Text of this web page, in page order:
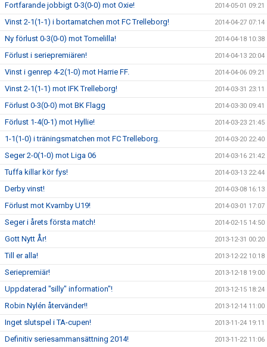
Fortfarande jobbigt 0-3(0-0) mot Oxie! 2014-05-01 09:21
Vinst 2-1(1-1) i bortamatchen mot FC Trelleborg! 2014-04-27 07:14
Ny förlust 0-3(0-0) mot Tomelilla! 2014-04-18 10:38
Förlust i seriepremiären! 2014-04-13 20:04
Vinst i genrep 4-2(1-0) mot Harrie FF. 2014-04-06 09:21
Vinst 2-1(1-1) mot IFK Trelleborg! 2014-03-31 23:11
Förlust 0-3(0-0) mot BK Flagg 2014-03-30 09:41
Förlust 1-4(0-1) mot Hyllie! 2014-03-23 21:45
1-1(1-0) i träningsmatchen mot FC Trelleborg. 2014-03-20 22:40
Seger 2-0(1-0) mot Liga 06 2014-03-16 21:42
Tuffa killar kör fys! 2014-03-13 22:44
Derby vinst! 2014-03-08 16:13
Förlust mot Kvarnby U19! 2014-03-01 17:07
Seger i årets första match! 2014-02-15 14:50
Gott Nytt År! 2013-12-31 00:20
Till er alla! 2013-12-22 10:18
Seriepremiär! 2013-12-18 19:00
Uppdaterad "silly" information"! 2013-12-15 18:24
Robin Nylén återvänder!! 2013-12-14 11:00
Inget slutspel i TA-cupen! 2013-11-24 19:11
Definitiv seriesammansättning 2014! 2013-11-22 11:06